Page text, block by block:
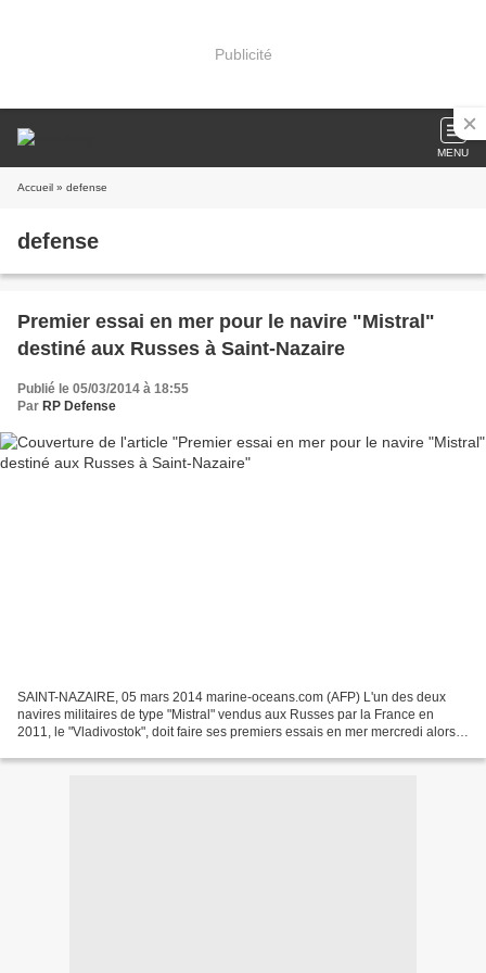
Publicité
MENU
Accueil » defense
defense
Premier essai en mer pour le navire "Mistral"
destiné aux Russes à Saint-Nazaire
Publié le 05/03/2014 à 18:55
Par RP Defense
SAINT-NAZAIRE, 05 mars 2014 marine-oceans.com (AFP) L'un des deux
navires militaires de type "Mistral" vendus aux Russes par la France en
2011, le "Vladivostok", doit faire ses premiers essais en mer mercredi alors